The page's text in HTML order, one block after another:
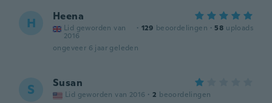
H Heena
Lid geworden van
2016
· 129 beoordelingen · 58 uploads
ongeveer 6 jaar geleden
S Susan
Lid geworden van 2016 · 2 beoordelingen